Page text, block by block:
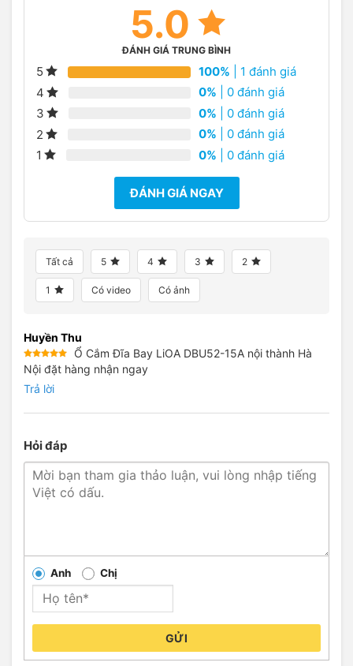
5.0
ĐÁNH GIÁ TRUNG BÌNH
5 100% | 1 đánh giá
4
0% | 0 đánh giá
3
0% | 0 đánh giá
2
0% | 0 đánh giá
1
0% | 0 đánh giá
ĐÁNH GIÁ NGAY
Tất cả 5 4 3 2
1 Có video Có ảnh
Huyền Thu
Được xếp
hạng55
sao
Ổ Cắm Đĩa Bay LiOA DBU52-15A nội thành Hà
Nội đặt hàng nhận ngay
Trả lời
Hỏi đáp
Anh Chị
GỬI